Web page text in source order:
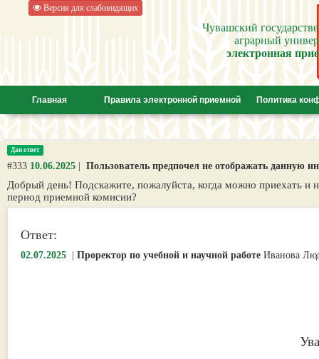
Версия для слабовидящих
Чувашский
аграрный
электронная
Главная Правила электронной приемной Политика
Дан ответ
#333 10.06.2025 Пользователь предпочел не отображать данную
Добрый день! Подскажите, пожалуйста, когда можно приехать и
период приемной комисии?
Ответ:
02.07.2025 Проректор по учебной и научной работе Иванова